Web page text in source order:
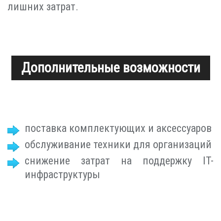
лишних затрат.
Дополнительные возможности
поставка комплектующих и аксессуаров
обслуживание техники для организаций
снижение затрат на поддержку IT-
инфраструктуры